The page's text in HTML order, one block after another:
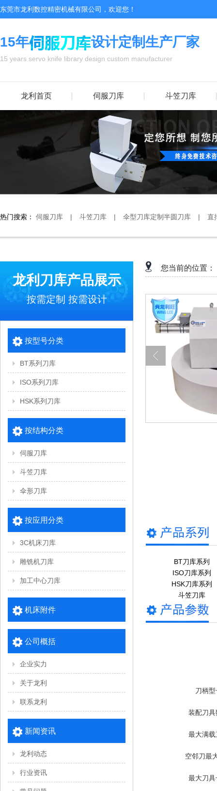
东莞市龙利数控精密机械有限公司，欢迎您！
15年 设计定制生产厂家
15 years servo knife library design custom manufacturer
龙利首页 伺服刀库 斗笠刀库
热门搜索： 伺服刀库 | 斗笠刀库 | 伞型刀库定制半圆刀库 | 直
龙利刀库产品展示
按需定制 按需设计
按型号分类
BT系列刀库
ISO系列刀库
HSK系列刀库
按结构分类
伺服刀库
斗笠刀库
伞形刀库
按应用分类
3C机床刀库
雕铣机刀库
加工中心刀库
机床附件
公司概括
企业实力
关于龙利
联系龙利
新闻资讯
龙利动态
行业资讯
您当前的位置：
BT刀库系列
ISO刀库系列
HSK刀库系列
斗笠刀库
刀柄型
装配刀具
最大满载
空邻刀最
最大刀具